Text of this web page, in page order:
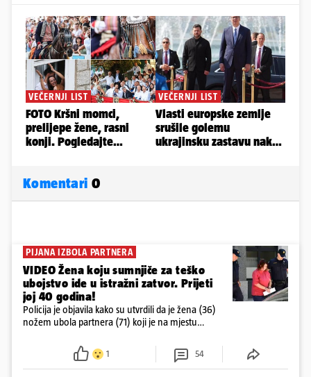
Komentari 0
PIJANA IZBOLA PARTNERA
VIDEO Žena koju sumnjiče za teško
ubojstvo ide u istražni zatvor. Prijeti
joj 40 godina!
Policija je objavila kako su utvrdili da je žena (36)
nožem ubola partnera (71) koji je na mjestu
ispitali i poslali u istražni zatvor
1 54